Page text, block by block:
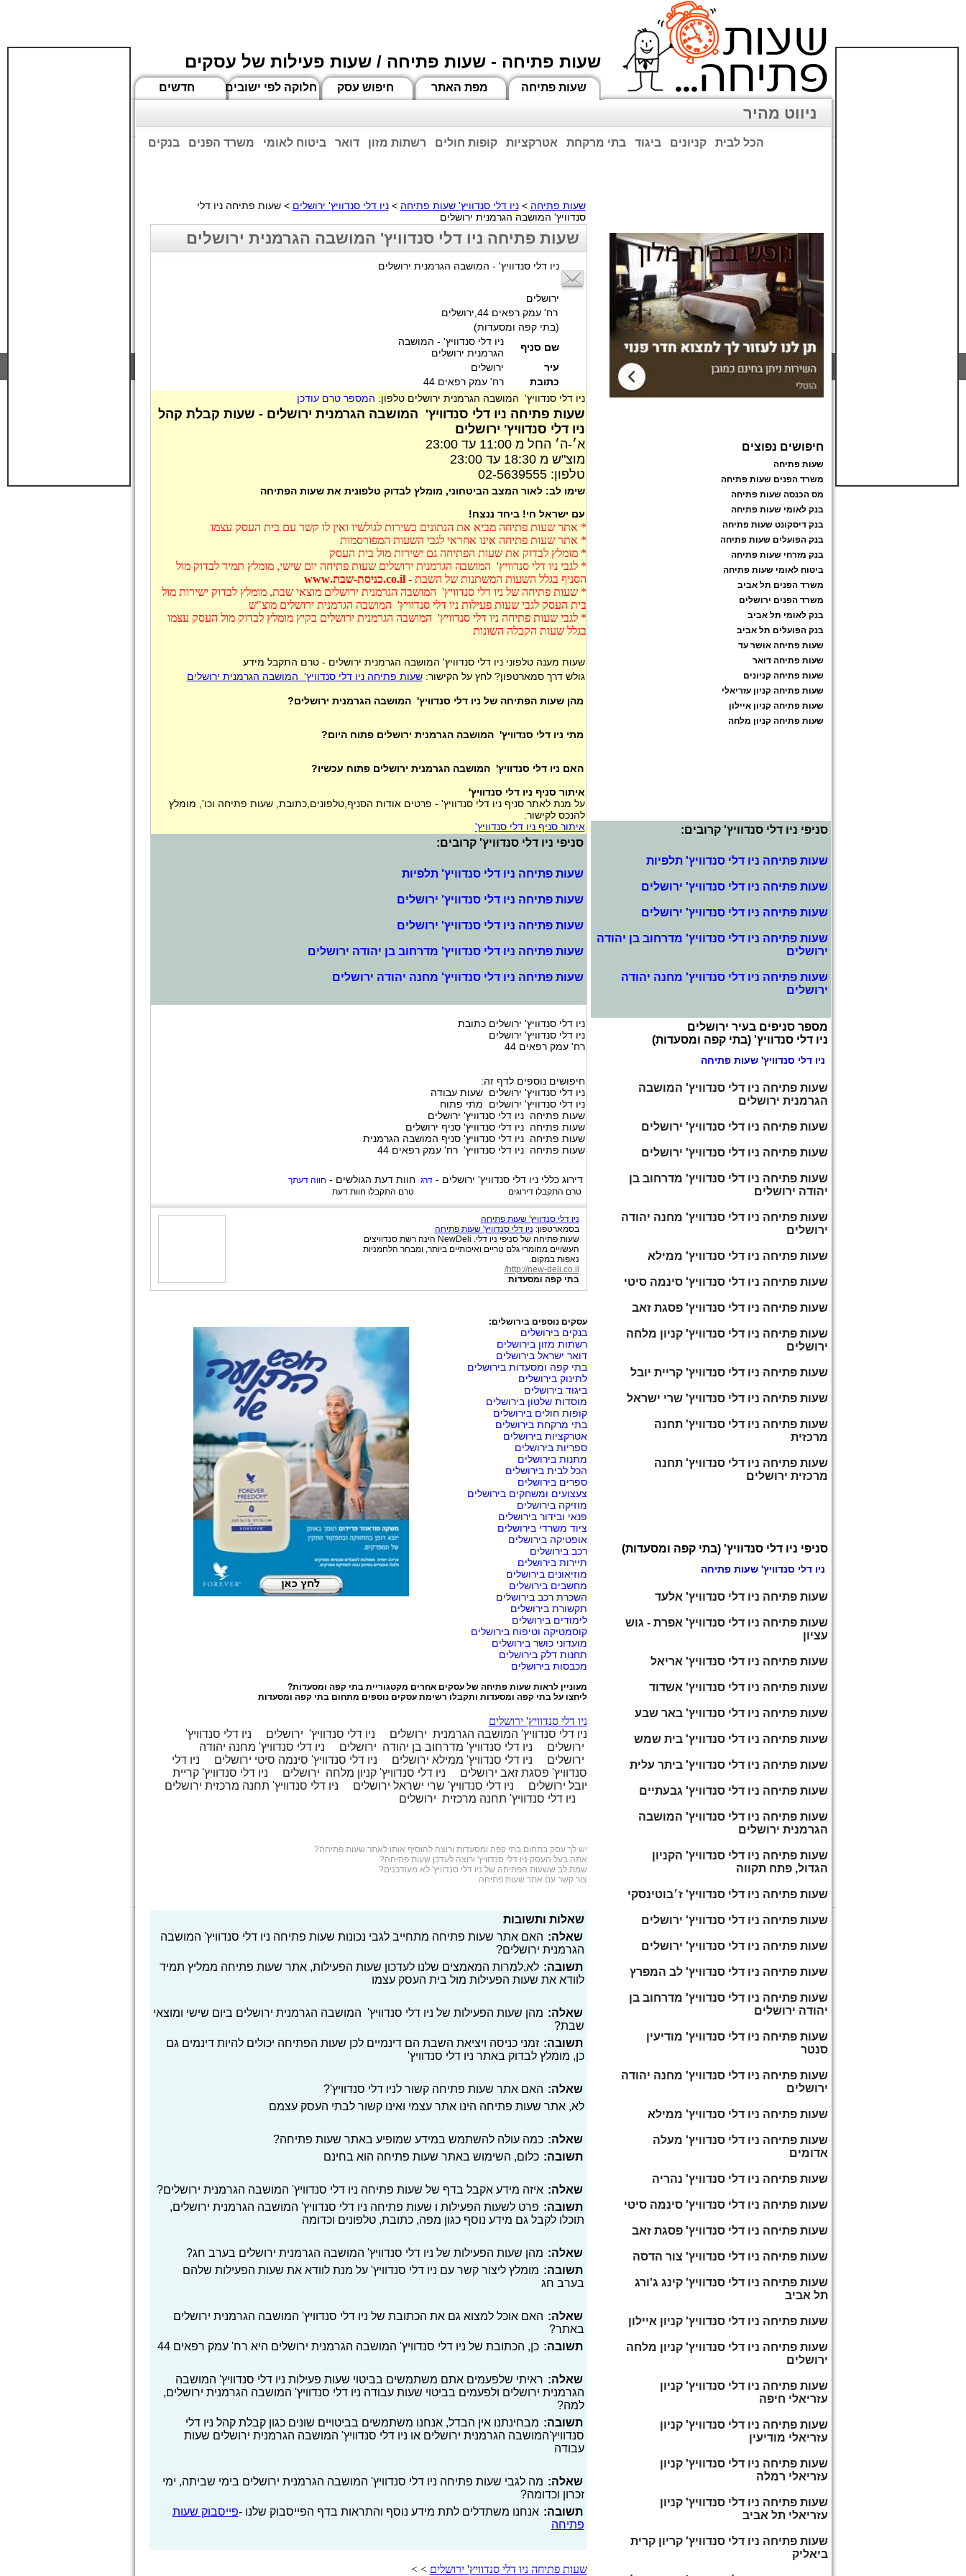
שעות פתיחה - שעות פתיחה / שעות פעילות של עסקים
חדשים חלוקה לפי ישובים חיפוש עסק מפת האתר שעות פתיחה
ניווט מהיר
בנקים משרד הפנים ביטוח לאומי דואר רשתות מזון קופות חולים אטרקציות בתי מרקחת ביגוד קניונים הכל לבית
שעות פתיחה >ניו דלי סנדוויץ' שעות פתיחה >ניו דלי סנדוויץ' ירושלים > שעות פתיחה ניו דלי
סנדוויץ' המושבה הגרמנית ירושלים
שעות פתיחה ניו דלי סנדוויץ' המושבה הגרמנית ירושלים
ניו דלי סנדוויץ' - המושבה הגרמנית ירושלים
ירושלים
רח' עמק רפאים 44,ירושלים
(בתי קפה ומסעדות)
שם סניף
ניו דלי סנדוויץ' - המושבה
הגרמנית ירושלים
עיר
ירושלים
כתובת
רח' עמק רפאים 44
ניו דלי סנדוויץ' המושבה הגרמנית ירושלים טלפון: המספר טרם עודכן
שעות פתיחה ניו דלי סנדוויץ' המושבה הגרמנית ירושלים - שעות קבלת קהל
ניו דלי סנדוויץ' ירושלים
א׳-ה׳ החל מ 11:00 עד 23:00
מוצ"ש מ 18:30 עד 23:00
טלפון: 02-5639555
שימו לב: לאור המצב הביטחוני, מומלץ לבדוק טלפונית את שעות הפתיחה
עם ישראל חי! ביחד ננצח!
* אתר שעות פתיחה מביא את הנתונים כשירות לגולשיו ואין לו קשר עם בית העסק עצמו
* אתר שעות פתיחה אינו אחראי לגבי השעות המפורסמות
* מומלץ לבדוק את שעות הפתיחה גם ישירות מול בית העסק
* לגבי ניו דלי סנדוויץ' המושבה הגרמנית ירושלים שעות פתיחה יום שישי, מומלץ תמיד לבדוק מול
הסניף בגלל השעות המשתנות של השבת -co.il.כניסת-שבת.www
* שעות פתיחה של ניו דלי סנדוויץ' המושבה הגרמנית ירושלים מוצאי שבת, מומלץ לבדוק ישירות מול
בית העסק לגבי שעות פעילות ניו דלי סנדוויץ' המושבה הגרמנית ירושלים מוצ"ש
* לגבי שעות פתיחה ניו דלי סנדוויץ' המושבה הגרמנית ירושלים בקיץ מומלץ לבדוק מול העסק עצמו
בגלל שעות הקבלה השונות
שעות מענה טלפוני ניו דלי סנדוויץ' המושבה הגרמנית ירושלים - טרם התקבל מידע
גולש דרך סמארטפון? לחץ על הקישור:שעות פתיחה ניו דלי סנדוויץ' המושבה הגרמנית ירושלים
מהן שעות הפתיחה של ניו דלי סנדוויץ' המושבה הגרמנית ירושלים?
מתי ניו דלי סנדוויץ' המושבה הגרמנית ירושלים פתוח היום?
האם ניו דלי סנדוויץ' המושבה הגרמנית ירושלים פתוח עכשיו?
איתור סניף ניו דלי סנדוויץ'
על מנת לאתר סניף ניו דלי סנדוויץ' - פרטים אודות הסניף,טלפונים,כתובת, שעות פתיחה וכו', מומלץ
להנכס לקישור:
איתור סניף ניו דלי סנדוויץ'
סניפי ניו דלי סנדוויץ' קרובים:
שעות פתיחה ניו דלי סנדוויץ' תלפיות
שעות פתיחה ניו דלי סנדוויץ' ירושלים
שעות פתיחה ניו דלי סנדוויץ' ירושלים
שעות פתיחה ניו דלי סנדוויץ' מדרחוב בן יהודה ירושלים
שעות פתיחה ניו דלי סנדוויץ' מחנה יהודה ירושלים
ניו דלי סנדוויץ' ירושלים כתובת
ניו דלי סנדוויץ' ירושלים
רח' עמק רפאים 44
חיפושים נוספים לדף זה:
ניו דלי סנדוויץ' ירושלים שעות עבודה
ניו דלי סנדוויץ' ירושלים מתי פתוח
שעות פתיחה ניו דלי סנדוויץ' ירושלים
שעות פתיחה ניו דלי סנדוויץ' סניף ירושלים
שעות פתיחה ניו דלי סנדוויץ' סניף המושבה הגרמנית
שעות פתיחה ניו דלי סנדוויץ' רח' עמק רפאים 44
חוות דעת הגולשים - חווה דעתך
טרם התקבלו חוות דעת
דירוג כלליניו דלי סנדוויץ' ירושלים -דרג
טרם התקבלו דירוגים
ניו דלי סנדוויץ' שעות פתיחה
בסמארטפון: ניו דלי סנדוויץ' שעות פתיחה
שעות פתיחה של סניפי ניו דלי. NewDeli הינה רשת סנדוויצים
העשויים מחומרי גלם טריים ואיכותיים ביותר, ומבחר הלחמניות
נאפות במקום.
http://new-deli.co.il/
בתי קפה ומסעדות
עסקים נוספים בירושלים:
בנקים בירושלים
רשתות מזון בירושלים
דואר ישראל בירושלים
בתי קפה ומסעדות בירושלים
לתינוק בירושלים
ביגוד בירושלים
מוסדות שלטון בירושלים
קופות חולים בירושלים
בתי מרקחת בירושלים
אטרקציות בירושלים
ספריות בירושלים
מתנות בירושלים
הכל לבית בירושלים
ספרים בירושלים
צעצועים ומשחקים בירושלים
מוזיקה בירושלים
פנאי ובידור בירושלים
ציוד משרדי בירושלים
אופטיקה בירושלים
רכב בירושלים
תיירות בירושלים
מוזיאונים בירושלים
מחשבים בירושלים
השכרת רכב בירושלים
תקשורת בירושלים
לימודים בירושלים
קוסמטיקה וטיפוח בירושלים
מועדוני כושר בירושלים
תחנות דלק בירושלים
מכבסות בירושלים
מעוניין לראות שעות פתיחה של עסקים אחרים מקטגורייתבתי קפה ומסעדות?
ליחצו עלבתי קפה ומסעדות ותקבלו רשימת עסקים נוספים מתחום בתי קפה ומסעדות
ניו דלי סנדוויץ' ירושלים
ניו דלי סנדוויץ' המושבה הגרמנית ירושלים
ניו דלי סנדוויץ' ירושלים
ניו דלי סנדוויץ'
ירושלים
ניו דלי סנדוויץ' מדרחוב בן יהודה ירושלים
ניו דלי סנדוויץ' מחנה יהודה
ירושלים
ניו דלי סנדוויץ' ממילא ירושלים ניו דלי סנדוויץ' סינמה סיטי ירושלים
ניו דלי
סנדוויץ' פסגת זאב ירושלים
ניו דלי סנדוויץ' קניון מלחה ירושלים
ניו דלי סנדוויץ' קריית
יובל ירושלים
ניו דלי סנדוויץ' שרי ישראל ירושלים
ניו דלי סנדוויץ' תחנה מרכזית ירושלים
ניו דלי סנדוויץ' תחנה מרכזית ירושלים
יש לך עסק בתחוםבתי קפה ומסעדות ורוצה להוסיף אותו לאתר שעות פתיחה?
אתה בעל העסק ניו דלי סנדוויץ' ורוצה לעדכן שעות פתיחה?
שמת לב ששעות הפתיחה של ניו דלי סנדוויץ' לא מעודכנים?
צור קשר עם אתר שעות פתיחה
שאלות ותשובות
שאלה: האם אתר שעות פתיחה מתחייב לגבי נכונות שעות פתיחה ניו דלי סנדוויץ' המושבה
הגרמנית ירושלים?
תשובה: לא,למרות המאמצים שלנו לעדכון שעות הפעילות, אתר שעות פתיחה ממליץ תמיד
לוודא את שעות הפעילות מול בית העסק עצמו
שאלה: מהן שעות הפעילות של ניו דלי סנדוויץ' המושבה הגרמנית ירושלים ביום שישי ומוצאי
שבת?
תשובה: זמני כניסה ויציאת השבת הם דינמיים לכן שעות הפתיחה יכולים להיות דינמים גם
כן, מומלץ לבדוק באתר ניו דלי סנדוויץ'
שאלה: האם אתר שעות פתיחה קשור לניו דלי סנדוויץ'?
לא, אתר שעות פתיחה הינו אתר עצמי ואינו קשור לבתי העסק עצמם
שאלה: כמה עולה להשתמש במידע שמופיע באתר שעות פתיחה?
תשובה: כלום, השימוש באתר שעות פתיחה הוא בחינם
שאלה: איזה מידע אקבל בדף של שעות פתיחה ניו דלי סנדוויץ' המושבה הגרמנית ירושלים?
תשובה: פרט לשעות הפעילות ו שעות פתיחה ניו דלי סנדוויץ' המושבה הגרמנית ירושלים,
תוכלו לקבל גם מידע נוסף כגון מפה, כתובת, טלפונים וכדומה
שאלה: מהן שעות הפעילות של ניו דלי סנדוויץ' המושבה הגרמנית ירושלים בערב חג?
תשובה: מומלץ ליצור קשר עם ניו דלי סנדוויץ' על מנת לוודא את שעות הפעילות שלהם
בערב חג
שאלה: האם אוכל למצוא גם את הכתובת של ניו דלי סנדוויץ' המושבה הגרמנית ירושלים
באתר?
תשובה: כן, הכתובת של ניו דלי סנדוויץ' המושבה הגרמנית ירושלים היא רח' עמק רפאים 44
שאלה: ראיתי שלפעמים אתם משתמשים בביטוי שעות פעילות ניו דלי סנדוויץ' המושבה
הגרמנית ירושלים ולפעמים בביטוי שעות עבודה ניו דלי סנדוויץ' המושבה הגרמנית ירושלים,
למה?
תשובה: מבחינתנו אין הבדל, אנחנו משתמשים בביטויים שונים כגון קבלת קהל ניו דלי
סנדוויץ'המושבה הגרמנית ירושלים או ניו דלי סנדוויץ' המושבה הגרמנית ירושלים שעות
עבודה
שאלה: מה לגבי שעות פתיחה ניו דלי סנדוויץ' המושבה הגרמנית ירושלים בימי שביתה, ימי
זכרון וכדומה?
תשובה: אנחנו משתדלים לתת מידע נוסף והתראות בדף הפייסבוק שלנו -פייסבוק שעות
פתיחה
שעות פתיחה ניו דלי סנדוויץ' ירושלים > >
חיפושים נפוצים
שעות פתיחה
משרד הפנים שעות פתיחה
מס הכנסה שעות פתיחה
בנק לאומי שעות פתיחה
בנק דיסקונט שעות פתיחה
בנק הפועלים שעות פתיחה
בנק מזרחי שעות פתיחה
ביטוח לאומי שעות פתיחה
משרד הפנים תל אביב
משרד הפנים ירושלים
בנק לאומי תל אביב
בנק הפועלים תל אביב
שעות פתיחה אושר עד
שעות פתיחה דואר
שעות פתיחה קניונים
שעות פתיחה קניון עזריאלי
שעות פתיחה קניון איילון
שעות פתיחה קניון מלחה
סניפי ניו דלי סנדוויץ' קרובים:
שעות פתיחה ניו דלי סנדוויץ' תלפיות
שעות פתיחה ניו דלי סנדוויץ' ירושלים
שעות פתיחה ניו דלי סנדוויץ' ירושלים
שעות פתיחה ניו דלי סנדוויץ' מדרחוב בן יהודה
ירושלים
שעות פתיחה ניו דלי סנדוויץ' מחנה יהודה
ירושלים
מספר סניפים בעיר ירושלים
ניו דלי סנדוויץ' (בתי קפה ומסעדות)
ניו דלי סנדוויץ' שעות פתיחה
שעות פתיחה ניו דלי סנדוויץ' המושבה
הגרמנית ירושלים
שעות פתיחה ניו דלי סנדוויץ' ירושלים
שעות פתיחה ניו דלי סנדוויץ' ירושלים
שעות פתיחה ניו דלי סנדוויץ' מדרחוב בן
יהודה ירושלים
שעות פתיחה ניו דלי סנדוויץ' מחנה יהודה
ירושלים
שעות פתיחה ניו דלי סנדוויץ' ממילא
שעות פתיחה ניו דלי סנדוויץ' סינמה סיטי
שעות פתיחה ניו דלי סנדוויץ' פסגת זאב
שעות פתיחה ניו דלי סנדוויץ' קניון מלחה
ירושלים
שעות פתיחה ניו דלי סנדוויץ' קריית יובל
שעות פתיחה ניו דלי סנדוויץ' שרי ישראל
שעות פתיחה ניו דלי סנדוויץ' תחנה
מרכזית
שעות פתיחה ניו דלי סנדוויץ' תחנה
מרכזית ירושלים
סניפי ניו דלי סנדוויץ' (בתי קפה ומסעדות)
ניו דלי סנדוויץ' שעות פתיחה
שעות פתיחה ניו דלי סנדוויץ' אלעד
שעות פתיחה ניו דלי סנדוויץ' אפרת - גוש
עציון
שעות פתיחה ניו דלי סנדוויץ' אריאל
שעות פתיחה ניו דלי סנדוויץ' אשדוד
שעות פתיחה ניו דלי סנדוויץ' באר שבע
שעות פתיחה ניו דלי סנדוויץ' בית שמש
שעות פתיחה ניו דלי סנדוויץ' ביתר עלית
שעות פתיחה ניו דלי סנדוויץ' גבעתיים
שעות פתיחה ניו דלי סנדוויץ' המושבה
הגרמנית ירושלים
שעות פתיחה ניו דלי סנדוויץ' הקניון
הגדול, פתח תקווה
שעות פתיחה ניו דלי סנדוויץ' ז׳בוטינסקי
שעות פתיחה ניו דלי סנדוויץ' ירושלים
שעות פתיחה ניו דלי סנדוויץ' ירושלים
שעות פתיחה ניו דלי סנדוויץ' לב המפרץ
שעות פתיחה ניו דלי סנדוויץ' מדרחוב בן
יהודה ירושלים
שעות פתיחה ניו דלי סנדוויץ' מודיעין
סנטר
שעות פתיחה ניו דלי סנדוויץ' מחנה יהודה
ירושלים
שעות פתיחה ניו דלי סנדוויץ' ממילא
שעות פתיחה ניו דלי סנדוויץ' מעלה
אדומים
שעות פתיחה ניו דלי סנדוויץ' נהריה
שעות פתיחה ניו דלי סנדוויץ' סינמה סיטי
שעות פתיחה ניו דלי סנדוויץ' פסגת זאב
שעות פתיחה ניו דלי סנדוויץ' צור הדסה
שעות פתיחה ניו דלי סנדוויץ' קינג ג'ורג
תל אביב
שעות פתיחה ניו דלי סנדוויץ' קניון איילון
שעות פתיחה ניו דלי סנדוויץ' קניון מלחה
ירושלים
שעות פתיחה ניו דלי סנדוויץ' קניון
עזריאלי חיפה
שעות פתיחה ניו דלי סנדוויץ' קניון
עזריאלי מודיעין
שעות פתיחה ניו דלי סנדוויץ' קניון
עזריאלי רמלה
שעות פתיחה ניו דלי סנדוויץ' קניון
עזריאלי תל אביב
שעות פתיחה ניו דלי סנדוויץ' קריון קרית
ביאליק